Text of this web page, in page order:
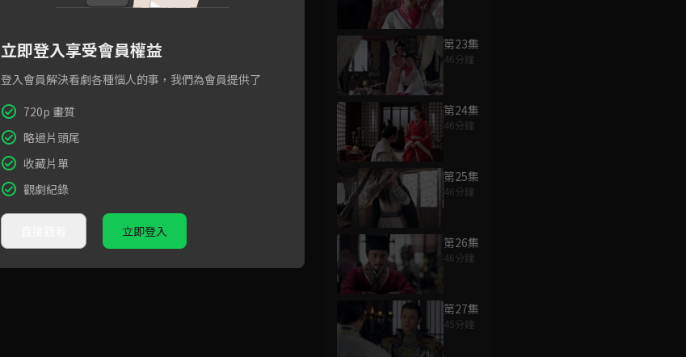
第23集
46分鐘
第24集
46分鐘
第25集
46分鐘
第26集
46分鐘
第27集
45分鐘
立即登入享受會員權益
登入會員解決看劇各種惱人的事，我們為會員提供了
720p 畫質
略過片頭尾
收藏片單
觀劇紀錄
立即登入